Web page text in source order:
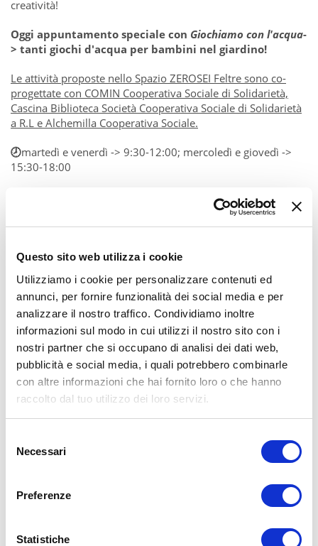
Questo sito web utilizza i cookie
Utilizziamo i cookie per personalizzare contenuti ed
annunci, per fornire funzionalità dei social media e per
analizzare il nostro traffico. Condividiamo inoltre
informazioni sul modo in cui utilizzi il nostro sito con i
nostri partner che si occupano di analisi dei dati web,
pubblicità e social media, i quali potrebbero combinarle
con altre informazioni che hai fornito loro o che hanno
raccolto dal tuo utilizzo dei loro servizi.
delNecessari
Preferenze
Statistiche
creatività!
Oggi appuntamento speciale con Giochiamo con l'acqua-
> tanti giochi d'acqua per bambini nel giardino!
Le attività proposte nello Spazio ZEROSEI Feltre sono co-
progettate con COMIN Cooperativa Sociale di Solidarietà,
Cascina Biblioteca Società Cooperativa Sociale di Solidarietà
a R.L e Alchemilla Cooperativa Sociale.
🕗martedì e venerdì -> 9:30-12:00; mercoledì e giovedì ->
15:30-18:00
📷Pic by Comune di Milano